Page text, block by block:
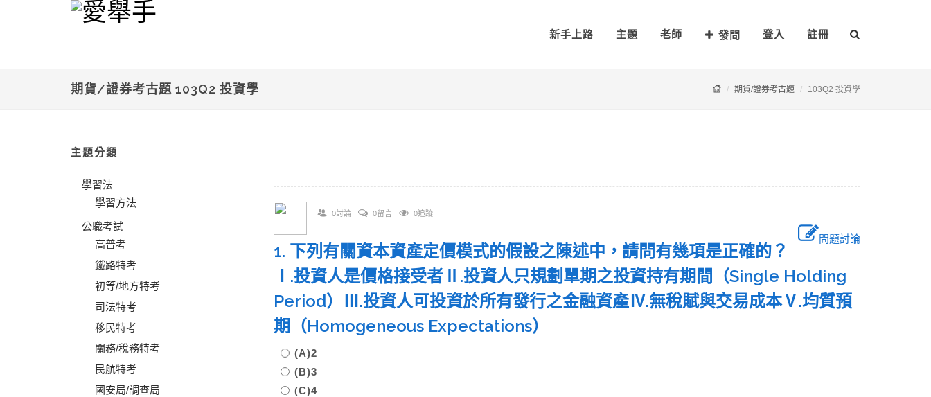
新手上路 主題 老師 發問 登入 註冊
期貨/證券考古題 103Q2 投資學 期貨/證券考古題 103Q2 投資學
主題分類
學習法
學習方法
公職考試
高普考
鐵路特考
初等/地方特考
司法特考
移民特考
關務/稅務特考
民航特考
國安局/調查局
0討論 0留言 0追蹤
問題討論
1. 下列有關資本資產定價模式的假設之陳述中，請問有幾項是正確的？
Ⅰ.投資人是價格接受者Ⅱ.投資人只規劃單期之投資持有期間（Single Holding
Period）Ⅲ.投資人可投資於所有發行之金融資產Ⅳ.無稅賦與交易成本Ⅴ.均質預
期（Homogeneous Expectations）
(A)2
(B)3
(C)4